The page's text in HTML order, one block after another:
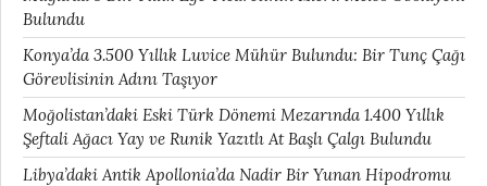
Bulundu
Konya’da 3.500 Yıllık Luvice Mühür Bulundu: Bir Tunç Çağı
Görevlisinin Adını Taşıyor
Moğolistan’daki Eski Türk Dönemi Mezarında 1.400 Yıllık
Şeftali Ağacı Yay ve Runik Yazıtlı At Başlı Çalgı Bulundu
Libya’daki Antik Apollonia’da Nadir Bir Yunan Hipodromu